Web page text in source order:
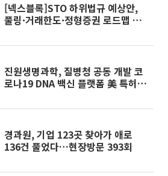
[넥스블록]STO 하위법규 예상안,
풀링·거래한도·정형증권 로드맵 제
진원생명과학, 질병청 공동 개발 코
로나19 DNA 백신 플랫폼 美 특허
경과원, 기업 123곳 찾아가 애로
136건 풀었다…현장방문 393회